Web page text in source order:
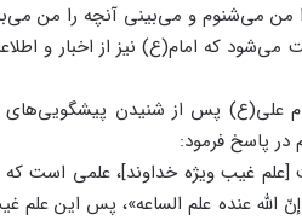
می‌شنوم و می‌بینی آنچه را من
می‌شود که امام(ع) نیز از اخبار و
علی(ع) پس از شنیدن
در پاسخ فرمود:
غیب ویژه خداوند]، علمی است که
الله عنده علم الساعه»، پس این